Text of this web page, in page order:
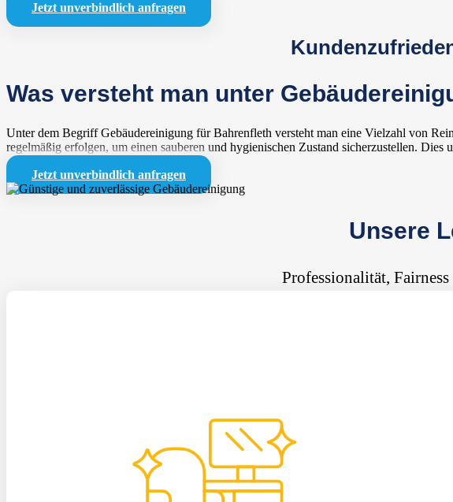
Jetzt unverbindlich anfragen
Was versteht man unter
Unter dem Begriff Gebäudereinigung für Bahrenfleth versteht man eine Vielzahl von
regelmäßig erfolgen, um einen sauberen und hygienischen Zustand sicherzustellen.
Jetzt unverbindlich anfragen
Unsere
Professionalität,